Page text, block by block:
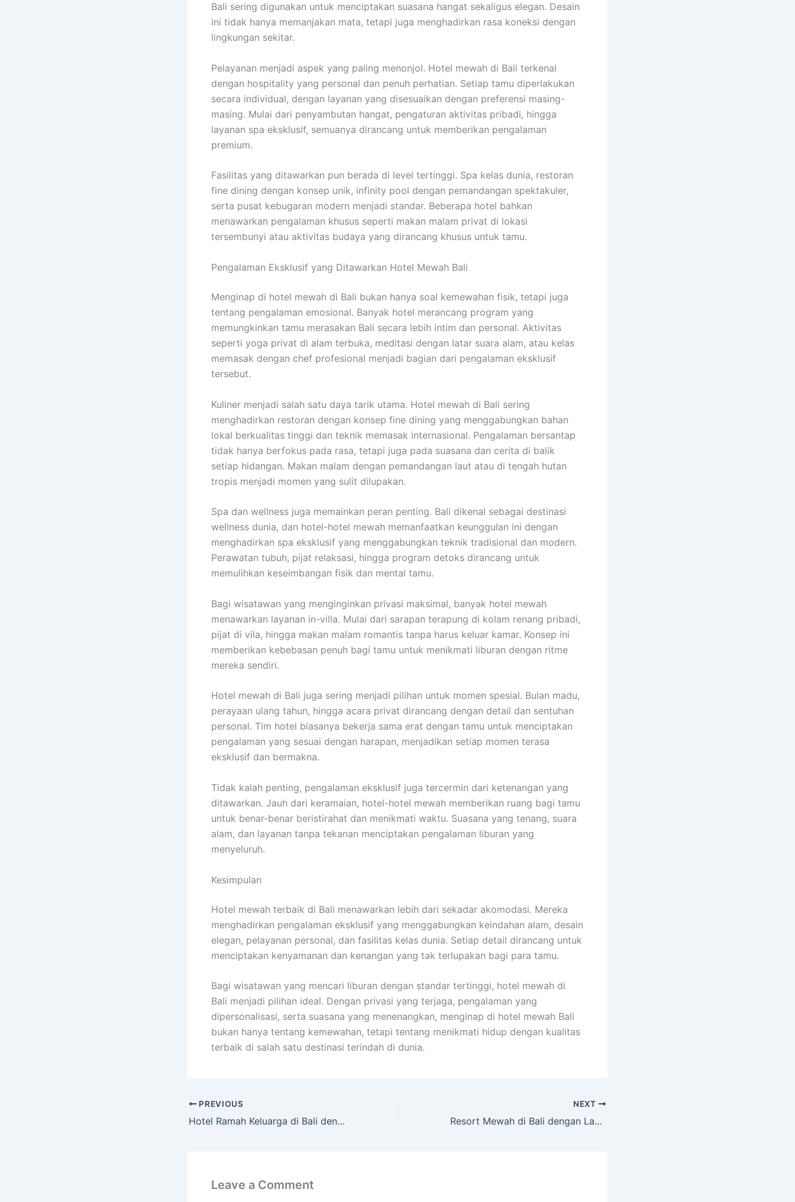
Bali sering digunakan untuk menciptakan suasana hangat sekaligus elegan. Desain
ini tidak hanya memanjakan mata, tetapi juga menghadirkan rasa koneksi dengan
lingkungan sekitar.
Pelayanan menjadi aspek yang paling menonjol. Hotel mewah di Bali terkenal
dengan hospitality yang personal dan penuh perhatian. Setiap tamu diperlakukan
secara individual, dengan layanan yang disesuaikan dengan preferensi masing-
masing. Mulai dari penyambutan hangat, pengaturan aktivitas pribadi, hingga
layanan spa eksklusif, semuanya dirancang untuk memberikan pengalaman
premium.
Fasilitas yang ditawarkan pun berada di level tertinggi. Spa kelas dunia, restoran
fine dining dengan konsep unik, infinity pool dengan pemandangan spektakuler,
serta pusat kebugaran modern menjadi standar. Beberapa hotel bahkan
menawarkan pengalaman khusus seperti makan malam privat di lokasi
tersembunyi atau aktivitas budaya yang dirancang khusus untuk tamu.
Pengalaman Eksklusif yang Ditawarkan Hotel Mewah Bali
Menginap di hotel mewah di Bali bukan hanya soal kemewahan fisik, tetapi juga
tentang pengalaman emosional. Banyak hotel merancang program yang
memungkinkan tamu merasakan Bali secara lebih intim dan personal. Aktivitas
seperti yoga privat di alam terbuka, meditasi dengan latar suara alam, atau kelas
memasak dengan chef profesional menjadi bagian dari pengalaman eksklusif
tersebut.
Kuliner menjadi salah satu daya tarik utama. Hotel mewah di Bali sering
menghadirkan restoran dengan konsep fine dining yang menggabungkan bahan
lokal berkualitas tinggi dan teknik memasak internasional. Pengalaman bersantap
tidak hanya berfokus pada rasa, tetapi juga pada suasana dan cerita di balik
setiap hidangan. Makan malam dengan pemandangan laut atau di tengah hutan
tropis menjadi momen yang sulit dilupakan.
Spa dan wellness juga memainkan peran penting. Bali dikenal sebagai destinasi
wellness dunia, dan hotel-hotel mewah memanfaatkan keunggulan ini dengan
menghadirkan spa eksklusif yang menggabungkan teknik tradisional dan modern.
Perawatan tubuh, pijat relaksasi, hingga program detoks dirancang untuk
memulihkan keseimbangan fisik dan mental tamu.
Bagi wisatawan yang menginginkan privasi maksimal, banyak hotel mewah
menawarkan layanan in-villa. Mulai dari sarapan terapung di kolam renang pribadi,
pijat di vila, hingga makan malam romantis tanpa harus keluar kamar. Konsep ini
memberikan kebebasan penuh bagi tamu untuk menikmati liburan dengan ritme
mereka sendiri.
Hotel mewah di Bali juga sering menjadi pilihan untuk momen spesial. Bulan madu,
perayaan ulang tahun, hingga acara privat dirancang dengan detail dan sentuhan
personal. Tim hotel biasanya bekerja sama erat dengan tamu untuk menciptakan
pengalaman yang sesuai dengan harapan, menjadikan setiap momen terasa
eksklusif dan bermakna.
Tidak kalah penting, pengalaman eksklusif juga tercermin dari ketenangan yang
ditawarkan. Jauh dari keramaian, hotel-hotel mewah memberikan ruang bagi tamu
untuk benar-benar beristirahat dan menikmati waktu. Suasana yang tenang, suara
alam, dan layanan tanpa tekanan menciptakan pengalaman liburan yang
menyeluruh.
Kesimpulan
Hotel mewah terbaik di Bali menawarkan lebih dari sekadar akomodasi. Mereka
menghadirkan pengalaman eksklusif yang menggabungkan keindahan alam, desain
elegan, pelayanan personal, dan fasilitas kelas dunia. Setiap detail dirancang untuk
menciptakan kenyamanan dan kenangan yang tak terlupakan bagi para tamu.
Bagi wisatawan yang mencari liburan dengan standar tertinggi, hotel mewah di
Bali menjadi pilihan ideal. Dengan privasi yang terjaga, pengalaman yang
dipersonalisasi, serta suasana yang menenangkan, menginap di hotel mewah Bali
bukan hanya tentang kemewahan, tetapi tentang menikmati hidup dengan kualitas
terbaik di salah satu destinasi terindah di dunia.
PREVIOUS
Hotel Ramah Keluarga di Bali dengan Lokasi Favorit
NEXT
Resort Mewah di Bali dengan Layanan Premium
Leave a Comment